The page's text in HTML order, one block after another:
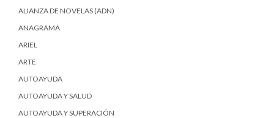
ALIANZA DE NOVELAS (ADN)
ANAGRAMA
ARIEL
ARTE
AUTOAYUDA
AUTOAYUDA Y SALUD
AUTOAYUDA Y SUPERACIÓN